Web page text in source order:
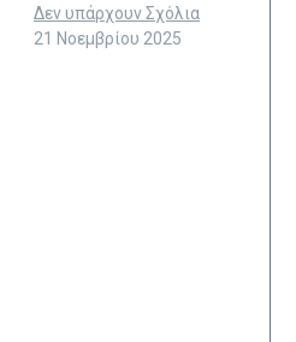
Δεν υπάρχουν Σχόλια
21 Νοεμβρίου 2025